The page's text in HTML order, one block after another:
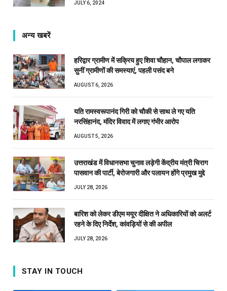
JULY 6, 2024
अन्य खबरें
हरिद्वार ग्रामीण में सक्रिय हुए शिवा चौहान, चौपाल लगाकर
सुनीं ग्रामीणों की समस्याएं, पहली पसंद बने
AUGUST 6, 2026
यति रामस्वरूपानंद गिरी को चौकी से साथ ले गए यति
नरसिंहानंद, मंदिर विवाद में लगाए गंभीर आरोप
AUGUST 5, 2026
उत्तराखंड में विधानसभा चुनाव लड़ेगी केंद्रीय मंत्री चिराग
पासवान की पार्टी, बेरोजगारी और पलायन होंगे प्रमुख मुद्दे
JULY 28, 2026
बारिश को लेकर डीएम मयूर दीक्षित ने अधिकारियों को अलर्ट
रहने के दिए निर्देश, कांवड़ियों से की अपील
JULY 28, 2026
STAY IN TOUCH